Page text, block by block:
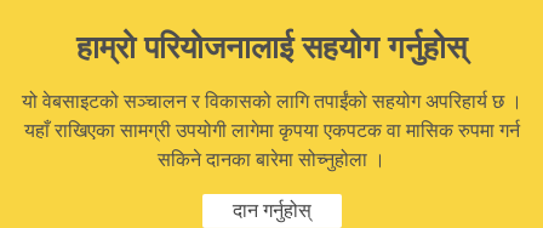
हाम्रो परियोजनालाई सहयोग गर्नुहोस्
यो वेबसाइटको सञ्चालन र विकासको लागि तपाईंको सहयोग अपरिहार्य छ ।
यहाँ राखिएका सामग्री उपयोगी लागेमा कृपया एकपटक वा मासिक रुपमा गर्न
सकिने दानका बारेमा सोच्नुहोला ।
दान गर्नुहोस्